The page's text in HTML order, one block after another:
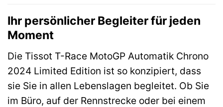
Ihr persönlicher Begleiter für jeden
Moment
Die Tissot T-Race MotoGP Automatik Chrono
2024 Limited Edition ist so konzipiert, dass
sie Sie in allen Lebenslagen begleitet. Ob Sie
im Büro, auf der Rennstrecke oder bei einem